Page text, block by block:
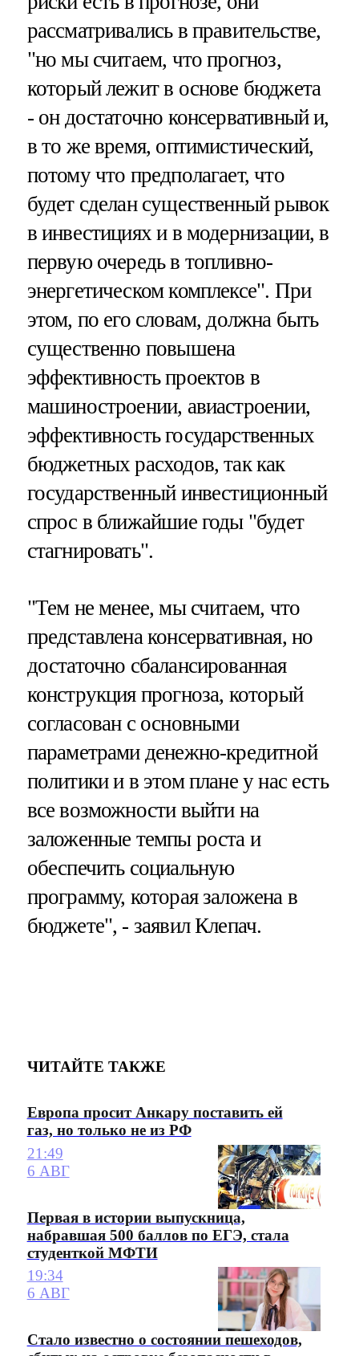
рассматривались в правительстве,
"но мы считаем, что прогноз,
который лежит в основе бюджета
- он достаточно консервативный и,
в то же время, оптимистический,
потому что предполагает, что
будет сделан существенный рывок
в инвестициях и в модернизации, в
первую очередь в топливно-
энергетическом комплексе". При
этом, по его словам, должна быть
существенно повышена
эффективность проектов в
машиностроении, авиастроении,
эффективность государственных
бюджетных расходов, так как
государственный инвестиционный
спрос в ближайшие годы "будет
стагнировать".
"Тем не менее, мы считаем, что
представлена консервативная, но
достаточно сбалансированная
конструкция прогноза, который
согласован с основными
параметрами денежно-кредитной
политики и в этом плане у нас есть
все возможности выйти на
заложенные темпы роста и
обеспечить социальную
программу, которая заложена в
бюджете", - заявил Клепач.
ЧИТАЙТЕ ТАКЖЕ
Европа просит Анкару поставить ей
газ, но только не из РФ
21:49
6 АВГ
Первая в истории выпускница,
набравшая 500 баллов по ЕГЭ, стала
студенткой МФТИ
19:34
6 АВГ
Стало известно о состоянии пешеходов,